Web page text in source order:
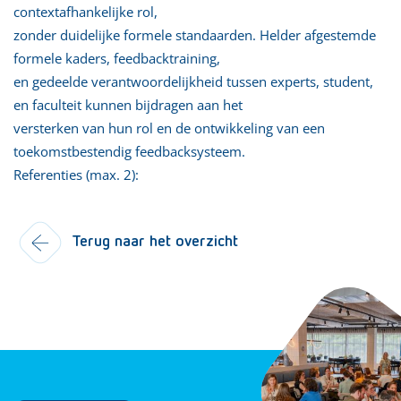
contextafhankelijke rol,
zonder duidelijke formele standaarden. Helder afgestemde
formele kaders, feedbacktraining,
en gedeelde verantwoordelijkheid tussen experts, student,
en faculteit kunnen bijdragen aan het
versterken van hun rol en de ontwikkeling van een
toekomstbestendig feedbacksysteem.
Referenties (max. 2):
Terug naar het overzicht